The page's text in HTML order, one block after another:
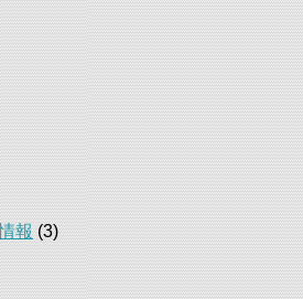
報(3)